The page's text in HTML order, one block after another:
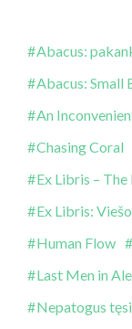
Abacus:
Abacus: Small
An
Chasing Coral
Ex Libris –
Ex Libris:
Human Flow
Last Men in
Nepatogus